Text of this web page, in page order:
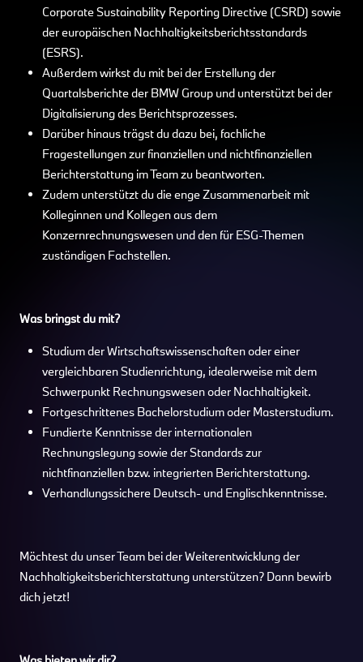
Corporate Sustainability Reporting Directive (CSRD) sowie
der europäischen Nachhaltigkeitsberichtsstandards
(ESRS).
Außerdem wirkst du mit bei der Erstellung der
Quartalsberichte der BMW Group und unterstützt bei der
Digitalisierung des Berichtsprozesses.
Darüber hinaus trägst du dazu bei, fachliche
Fragestellungen zur finanziellen und nichtfinanziellen
Berichterstattung im Team zu beantworten.
Zudem unterstützt du die enge Zusammenarbeit mit
Kolleginnen und Kollegen aus dem
Konzernrechnungswesen und den für ESG-Themen
zuständigen Fachstellen.
Was bringst du mit?
Studium der Wirtschaftswissenschaften oder einer
vergleichbaren Studienrichtung, idealerweise mit dem
Schwerpunkt Rechnungswesen oder Nachhaltigkeit.
Fortgeschrittenes Bachelorstudium oder Masterstudium.
Fundierte Kenntnisse der internationalen
Rechnungslegung sowie der Standards zur
nichtfinanziellen bzw. integrierten Berichterstattung.
Verhandlungssichere Deutsch- und Englischkenntnisse.
Möchtest du unser Team bei der Weiterentwicklung der
Nachhaltigkeitsberichterstattung unterstützen? Dann bewirb
dich jetzt!